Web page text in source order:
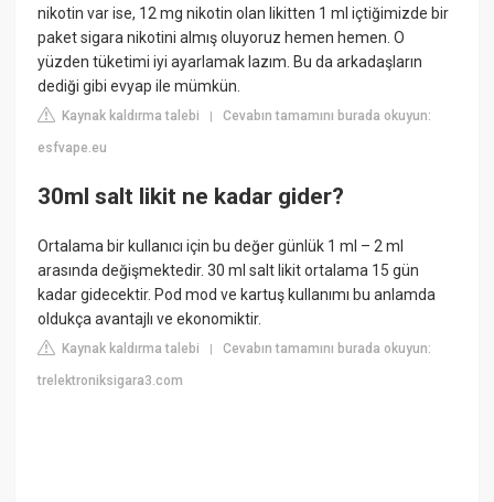
nikotin var ise, 12 mg nikotin olan likitten 1 ml içtiğimizde bir
paket sigara nikotini almış oluyoruz hemen hemen. O
yüzden tüketimi iyi ayarlamak lazım. Bu da arkadaşların
dediği gibi evyap ile mümkün.
Kaynak kaldırma talebi |Cevabın tamamını burada okuyun:
esfvape.eu
30ml salt likit ne kadar gider?
Ortalama bir kullanıcı için bu değer günlük 1 ml – 2 ml
arasında değişmektedir. 30 ml salt likit ortalama 15 gün
kadar gidecektir. Pod mod ve kartuş kullanımı bu anlamda
oldukça avantajlı ve ekonomiktir.
Kaynak kaldırma talebi |Cevabın tamamını burada okuyun:
trelektroniksigara3.com